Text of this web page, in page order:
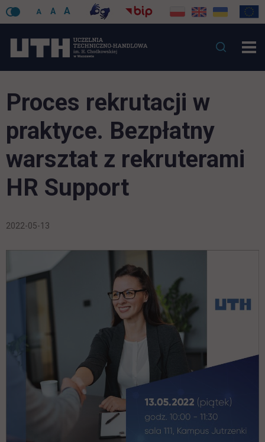
A A A
Proces rekrutacji w
praktyce. Bezpłatny
warsztat z rekruterami
HR Support
2022-05-13